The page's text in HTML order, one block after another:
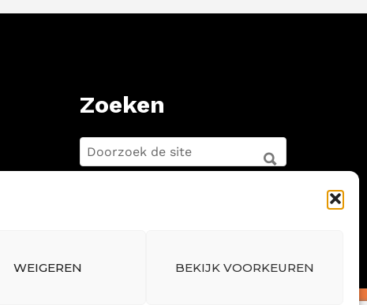
WEIGEREN BEKIJK VOORKEUREN
Zoeken
ZOEKEN
FOR: